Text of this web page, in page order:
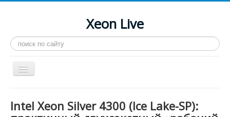
Xeon Live
Искать...
Toggle
Navigation
LGA 2011-3
Intel Xeon Silver 4300 (Ice Lake-SP):